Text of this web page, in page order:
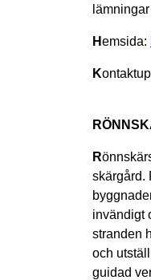
Hemsida:
K
R
skärgård.
invändigt
stranden
och
guidad